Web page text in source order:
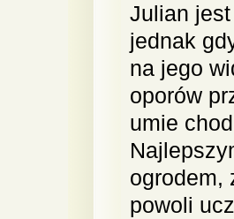
Julian
jednak
na jego
oporów
umie
ogrodem,
powoli